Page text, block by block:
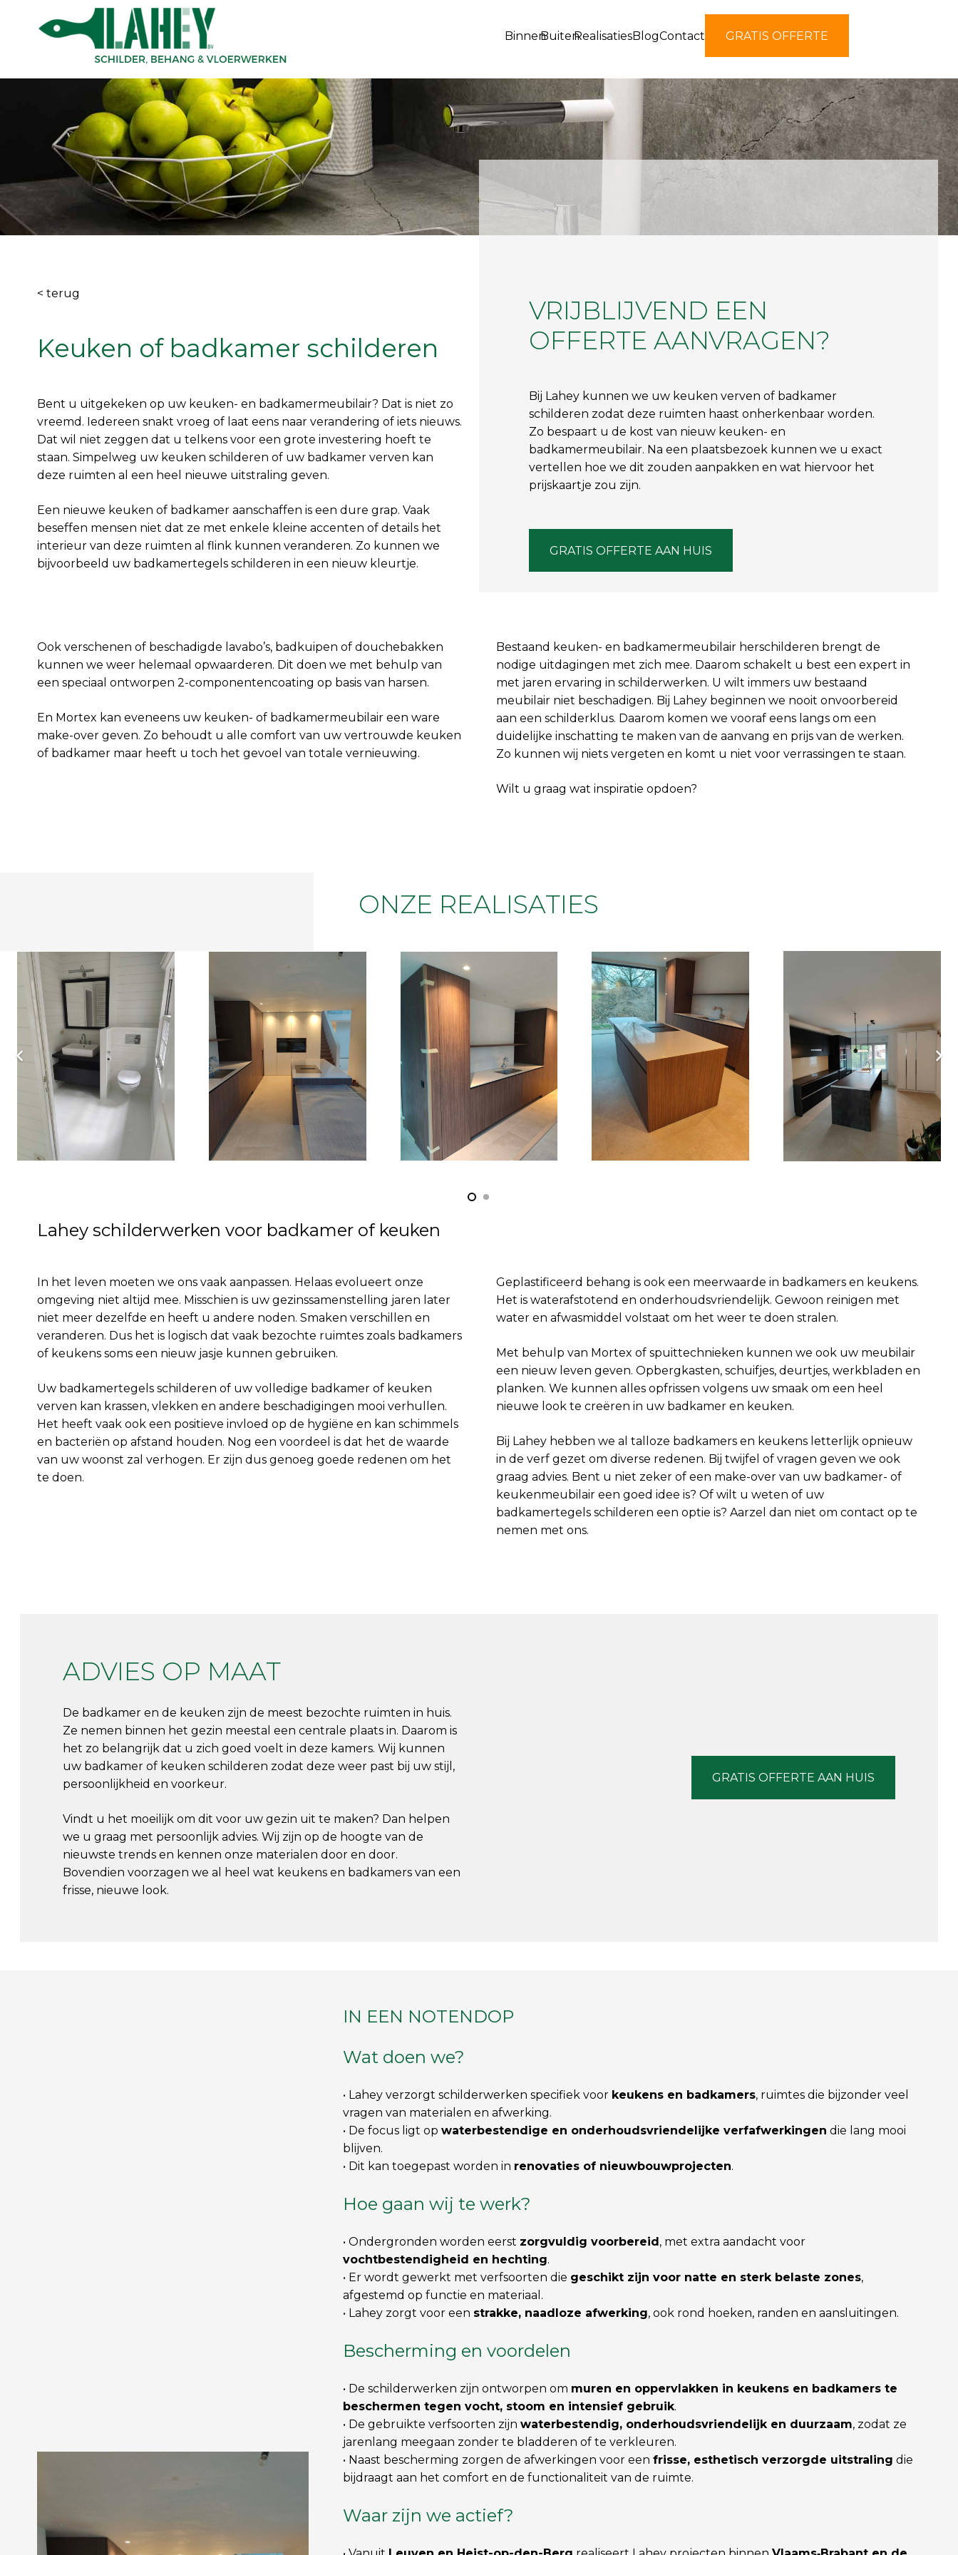
BinnenBuitenRealisatiesBlogContact GRATIS OFFERTE
< terug
Keuken of badkamer schilderen
Bent u uitgekeken op uw keuken- en badkamermeubilair? Dat is niet zo
vreemd. Iedereen snakt vroeg of laat eens naar verandering of iets nieuws.
Dat wil niet zeggen dat u telkens voor een grote investering hoeft te
staan. Simpelweg uw keuken schilderen of uw badkamer verven kan
deze ruimten al een heel nieuwe uitstraling geven.
Een nieuwe keuken of badkamer aanschaffen is een dure grap. Vaak
beseffen mensen niet dat ze met enkele kleine accenten of details het
interieur van deze ruimten al flink kunnen veranderen. Zo kunnen we
bijvoorbeeld uw badkamertegels schilderen in een nieuw kleurtje.
VRIJBLIJVEND EEN
OFFERTE AANVRAGEN?
Bij Lahey kunnen we uw keuken verven of badkamer
schilderen zodat deze ruimten haast onherkenbaar worden.
Zo bespaart u de kost van nieuw keuken- en
badkamermeubilair. Na een plaatsbezoek kunnen we u exact
vertellen hoe we dit zouden aanpakken en wat hiervoor het
prijskaartje zou zijn.
GRATIS OFFERTE AAN HUIS
Ook verschenen of beschadigde lavabo’s, badkuipen of douchebakken
kunnen we weer helemaal opwaarderen. Dit doen we met behulp van
een speciaal ontworpen 2-componentencoating op basis van harsen.
En Mortex kan eveneens uw keuken- of badkamermeubilair een ware
make-over geven. Zo behoudt u alle comfort van uw vertrouwde keuken
of badkamer maar heeft u toch het gevoel van totale vernieuwing.
Bestaand keuken- en badkamermeubilair herschilderen brengt de
nodige uitdagingen met zich mee. Daarom schakelt u best een expert in
met jaren ervaring in schilderwerken. U wilt immers uw bestaand
meubilair niet beschadigen. Bij Lahey beginnen we nooit onvoorbereid
aan een schilderklus. Daarom komen we vooraf eens langs om een
duidelijke inschatting te maken van de aanvang en prijs van de werken.
Zo kunnen wij niets vergeten en komt u niet voor verrassingen te staan.
Wilt u graag wat inspiratie opdoen?
ONZE REALISATIES
Lahey schilderwerken voor badkamer of keuken
In het leven moeten we ons vaak aanpassen. Helaas evolueert onze
omgeving niet altijd mee. Misschien is uw gezinssamenstelling jaren later
niet meer dezelfde en heeft u andere noden. Smaken verschillen en
veranderen. Dus het is logisch dat vaak bezochte ruimtes zoals badkamers
of keukens soms een nieuw jasje kunnen gebruiken.
Uw badkamertegels schilderen of uw volledige badkamer of keuken
verven kan krassen, vlekken en andere beschadigingen mooi verhullen.
Het heeft vaak ook een positieve invloed op de hygiëne en kan schimmels
en bacteriën op afstand houden. Nog een voordeel is dat het de waarde
van uw woonst zal verhogen. Er zijn dus genoeg goede redenen om het
te doen.
Geplastificeerd behang is ook een meerwaarde in badkamers en keukens.
Het is waterafstotend en onderhoudsvriendelijk. Gewoon reinigen met
water en afwasmiddel volstaat om het weer te doen stralen.
Met behulp van Mortex of spuittechnieken kunnen we ook uw meubilair
een nieuw leven geven. Opbergkasten, schuifjes, deurtjes, werkbladen en
planken. We kunnen alles opfrissen volgens uw smaak om een heel
nieuwe look te creëren in uw badkamer en keuken.
Bij Lahey hebben we al talloze badkamers en keukens letterlijk opnieuw
in de verf gezet om diverse redenen. Bij twijfel of vragen geven we ook
graag advies. Bent u niet zeker of een make-over van uw badkamer- of
keukenmeubilair een goed idee is? Of wilt u weten of uw
badkamertegels schilderen een optie is? Aarzel dan niet om contact op te
nemen met ons.
ADVIES OP MAAT
De badkamer en de keuken zijn de meest bezochte ruimten in huis.
Ze nemen binnen het gezin meestal een centrale plaats in. Daarom is
het zo belangrijk dat u zich goed voelt in deze kamers. Wij kunnen
uw badkamer of keuken schilderen zodat deze weer past bij uw stijl,
persoonlijkheid en voorkeur.
Vindt u het moeilijk om dit voor uw gezin uit te maken? Dan helpen
we u graag met persoonlijk advies. Wij zijn op de hoogte van de
nieuwste trends en kennen onze materialen door en door.
Bovendien voorzagen we al heel wat keukens en badkamers van een
frisse, nieuwe look.
GRATIS OFFERTE AAN HUIS
IN EEN NOTENDOP
Wat doen we?
• Lahey verzorgt schilderwerken specifiek voor keukens en badkamers, ruimtes die bijzonder veel
vragen van materialen en afwerking.
• De focus ligt opwaterbestendige en onderhoudsvriendelijke verfafwerkingen die lang mooi
blijven.
• Dit kan toegepast worden in renovaties of nieuwbouwprojecten.
Hoe gaan wij te werk?
• Ondergronden worden eerst zorgvuldig voorbereid, met extra aandacht voor
vochtbestendigheid en hechting.
• Er wordt gewerkt met verfsoorten die geschikt zijn voor natte en sterk belaste zones,
afgestemd op functie en materiaal.
• Lahey zorgt voor een strakke, naadloze afwerking, ook rond hoeken, randen en aansluitingen.
Bescherming en voordelen
• De schilderwerken zijn ontworpen om muren en oppervlakken in keukens en badkamers te
beschermen tegen vocht, stoom en intensief gebruik.
• De gebruikte verfsoorten zijnwaterbestendig, onderhoudsvriendelijk en duurzaam, zodat ze
jarenlang meegaan zonder te bladderen of te verkleuren.
• Naast bescherming zorgen de afwerkingen voor eenfrisse, esthetisch verzorgde uitstraling die
bijdraagt aan het comfort en de functionaliteit van de ruimte.
Waar zijn we actief?